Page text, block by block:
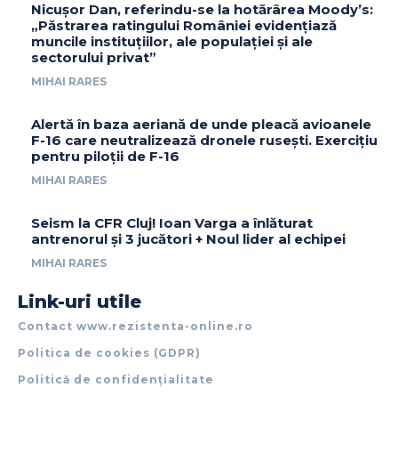
Nicușor Dan, referindu-se la hotărârea Moody’s:
„Păstrarea ratingului României evidențiază
muncile instituțiilor, ale populației și ale
sectorului privat”
MIHAI RARES
Alertă în baza aeriană de unde pleacă avioanele
F-16 care neutralizează dronele rusești. Exercițiu
pentru piloții de F-16
MIHAI RARES
Seism la CFR Cluj! Ioan Varga a înlăturat
antrenorul și 3 jucători + Noul lider al echipei
MIHAI RARES
Link-uri utile
Contact www.rezistenta-online.ro
Politica de cookies (GDPR)
Politică de confidențialitate